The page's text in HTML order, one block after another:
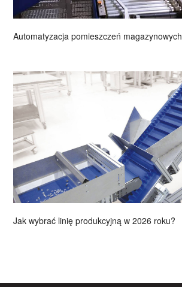
Automatyzacja pomieszczeń magazynowych
Jak wybrać linię produkcyjną w 2026 roku?